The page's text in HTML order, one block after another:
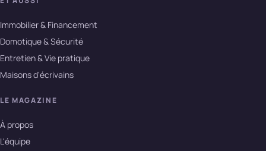
Immobilier & Financement
Domotique & Sécurité
Entretien & Vie pratique
Maisons d'écrivains
LE MAGAZINE
À propos
L'équipe